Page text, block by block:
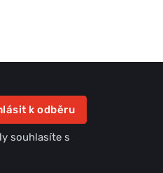
k odběru
souhlasíte s